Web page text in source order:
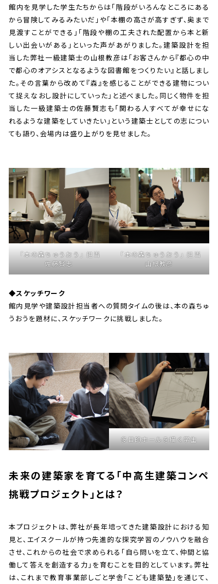
館内を見学した学生たちからは「階段がいろんなところにある
から冒険してみるみたいだ」や「本棚の高さが高すぎず、奥まで
見渡すことができる」「階段や棚の工夫された配置から本と新
しい出会いがある」といった声があがりました。建築設計を担
当した弊社一級建築士の山根教彦は「お客さんから『都心の中
で都心のオアシスとなるような図書館をつくりたい』と話しまし
た。その言葉から改めて『森』を感じることができる建物につい
て捉えなおし設計にしていった」と述べました。同じく物件を担
当した一級建築士の佐藤賢志も「関わる人すべてが幸せにな
れるような建築をしていきたい」という建築士としての志につい
ても語り、会場内は盛り上がりを見せました。
「本の森ちゅうおう」担当
佐藤賢志
「本の森ちゅうおう」担当
山根教彦
◆スケッチワーク
館内見学や建築設計担当者への質問タイムの後は、本の森ちゅ
うおうを題材に、スケッチワークに挑戦しました。
多目的ホールを描く学生
未来の建築家を育てる「中高生建築コンペ
挑戦プロジェクト」とは？
本プロジェクトは、弊社が長年培ってきた建築設計における知
見と、エイスクールが持つ先進的な探究学習のノウハウを融合
させ、これからの社会で求められる「自ら問いを立て、仲間と協
働して答えを創造する力」を育むことを目的としています。弊社
は、これまで教育事業部しごと学舎「こども建築塾」を通じて、